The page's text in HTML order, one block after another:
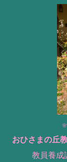
🌸
おひさまの丘
教員養成